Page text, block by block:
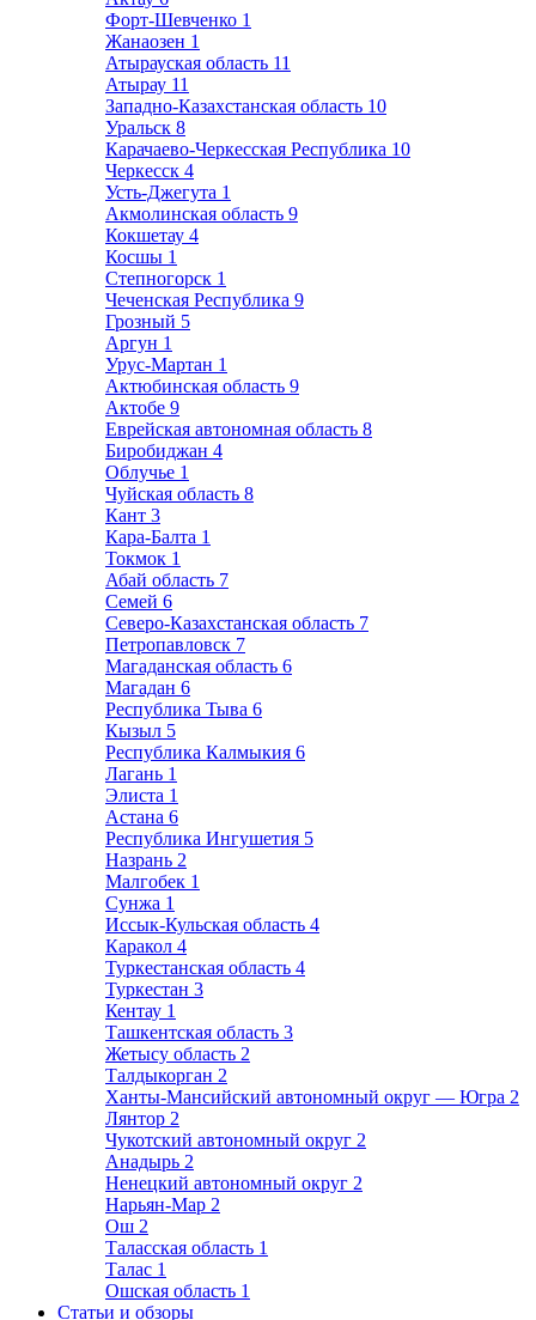
Форт-Шевченко 1
Жанаозен 1
Атырауская область 11
Атырау 11
Западно-Казахстанская область 10
Уральск 8
Карачаево-Черкесская Республика 10
Черкесск 4
Усть-Джегута 1
Акмолинская область 9
Кокшетау 4
Косшы 1
Степногорск 1
Чеченская Республика 9
Грозный 5
Аргун 1
Урус-Мартан 1
Актюбинская область 9
Актобе 9
Еврейская автономная область 8
Биробиджан 4
Облучье 1
Чуйская область 8
Кант 3
Кара-Балта 1
Токмок 1
Абай область 7
Семей 6
Северо-Казахстанская область 7
Петропавловск 7
Магаданская область 6
Магадан 6
Республика Тыва 6
Кызыл 5
Республика Калмыкия 6
Лагань 1
Элиста 1
Астана 6
Республика Ингушетия 5
Назрань 2
Малгобек 1
Сунжа 1
Иссык-Кульская область 4
Каракол 4
Туркестанская область 4
Туркестан 3
Кентау 1
Ташкентская область 3
Жетысу область 2
Талдыкорган 2
Ханты-Мансийский автономный округ — Югра 2
Лянтор 2
Чукотский автономный округ 2
Анадырь 2
Ненецкий автономный округ 2
Нарьян-Мар 2
Ош 2
Таласская область 1
Талас 1
Ошская область 1
Статьи и обзоры